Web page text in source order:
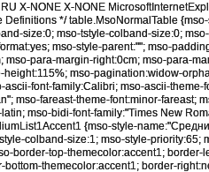
X-NONE X-NONE
Definitions */ table.MsoNormalTable
size:0; mso-tstyle-colband-size:0;
mso-style-parent:""; mso-
mso-para-margin-right:0cm; mso-para-
mso-pagination:widow-
font-family:Calibri; mso-ascii-theme-
mso-fareast-theme-font:minor-fareast;
mso-bidi-font-family:"Times New
{mso-style-
colband-size:1; mso-style-priority:65;
border-top-themecolor:accent1; border-
themecolor:accent1; border-